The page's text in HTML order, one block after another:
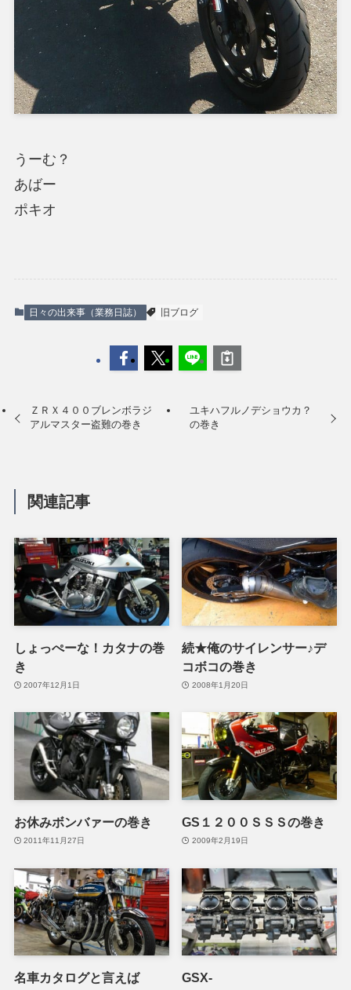
うーむ？
あばー
ポキオ
日々の出来事（業務日誌） 旧ブログ
ＺＲＸ４００ブレンボラジ
アルマスター盗難の巻き
ユキハフルノデショウカ？
の巻き
関連記事
しょっぺーな！カタナの巻
き
2007年12月1日
続★俺のサイレンサー♪デ
コボコの巻き
2008年1月20日
お休みボンバァーの巻き
2011年11月27日
GS１２００ＳＳＳの巻き
2009年2月19日
名車カタログと言えば
GSX-